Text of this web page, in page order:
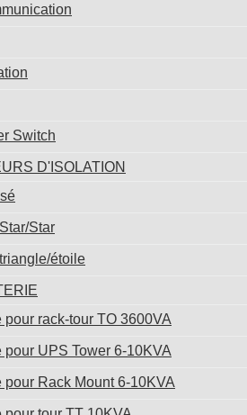
Switch
D'ISOLATION
Star
étoile
pour rack-tour TO 3600VA
pour UPS Tower 6-10KVA
pour Rack Mount 6-10KVA